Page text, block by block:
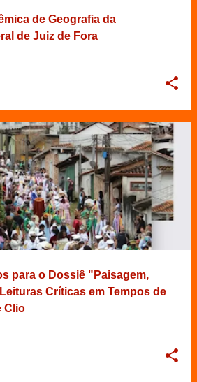
de Geografia da
de Juiz de Fora
para o Dossiê "Paisagem,
Críticas em Tempos de
Clio